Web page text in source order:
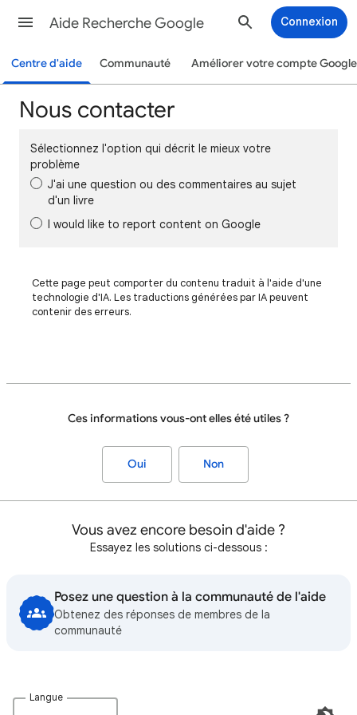
Aide Recherche Google Connexion
Centre d'aide Communauté Améliorer votre compte Google
Nous contacter
Sélectionnez l'option qui décrit le mieux votre
problème
J'ai une question ou des commentaires au sujet
d'un livre
I would like to report content on Google
Cette page peut comporter du contenu traduit à l'aide d'une
technologie d'IA. Les traductions générées par IA peuvent
contenir des erreurs.
Ces informations vous-ont elles été utiles ?
Oui Non
Vous avez encore besoin d'aide ?
Essayez les solutions ci-dessous :
Posez une question à la communauté de l'aide
Obtenez des réponses de membres de la
communauté
Langue